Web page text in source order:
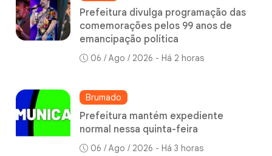
Prefeitura divulga programação das
comemorações pelos 99 anos de
emancipação política
06 / Ago / 2026 - Há 2 horas
Brumado
Prefeitura mantém expediente
normal nessa quinta-feira
06 / Ago / 2026 - Há 3 horas